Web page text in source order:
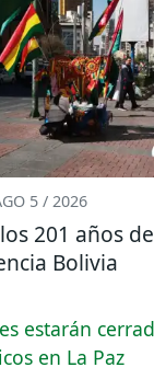
5 / 2026
201 años de
Bolivia